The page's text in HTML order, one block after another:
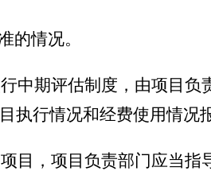
情况。
中期评估制度，由项目
执行情况和经费使用情况
目，项目负责部门应当指